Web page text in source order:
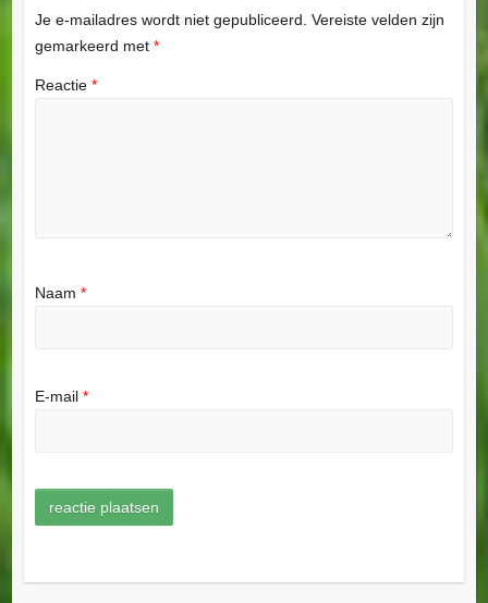
Je e-mailadres wordt niet gepubliceerd. Vereiste velden zijn
gemarkeerd met *
Reactie *
Naam *
E-mail *